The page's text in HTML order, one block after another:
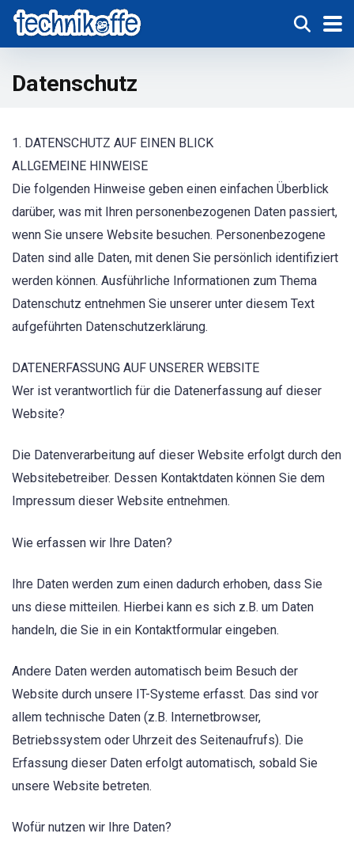
Datenschutz
1. DATENSCHUTZ AUF EINEN BLICK
ALLGEMEINE HINWEISE
Die folgenden Hinweise geben einen einfachen Überblick
darüber, was mit Ihren personenbezogenen Daten passiert,
wenn Sie unsere Website besuchen. Personenbezogene
Daten sind alle Daten, mit denen Sie persönlich identifiziert
werden können. Ausführliche Informationen zum Thema
Datenschutz entnehmen Sie unserer unter diesem Text
aufgeführten Datenschutzerklärung.
DATENERFASSUNG AUF UNSERER WEBSITE
Wer ist verantwortlich für die Datenerfassung auf dieser
Website?
Die Datenverarbeitung auf dieser Website erfolgt durch den
Websitebetreiber. Dessen Kontaktdaten können Sie dem
Impressum dieser Website entnehmen.
Wie erfassen wir Ihre Daten?
Ihre Daten werden zum einen dadurch erhoben, dass Sie
uns diese mitteilen. Hierbei kann es sich z.B. um Daten
handeln, die Sie in ein Kontaktformular eingeben.
Andere Daten werden automatisch beim Besuch der
Website durch unsere IT-Systeme erfasst. Das sind vor
allem technische Daten (z.B. Internetbrowser,
Betriebssystem oder Uhrzeit des Seitenaufrufs). Die
Erfassung dieser Daten erfolgt automatisch, sobald Sie
unsere Website betreten.
Wofür nutzen wir Ihre Daten?